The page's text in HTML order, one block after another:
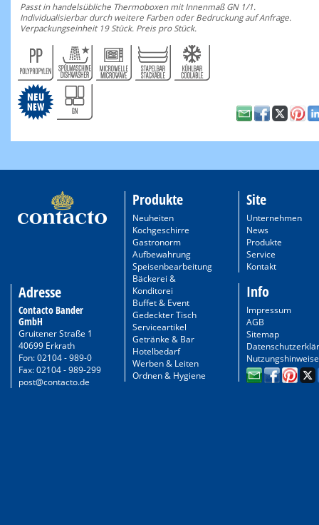
Passt in handelsübliche Thermoboxen mit Innenmaß GN 1/1.
Individualisierbar durch weitere Farben oder Bedruckung auf Anfrage.
Verpackungseinheit 19 Stück. Preis pro Stück.
Adresse
Contacto Bander
GmbH
Gruitener Straße 1
40699 Erkrath
Fon: 02104 - 989-0
Fax: 02104 - 989-299
post@contacto.de
Produkte
Neuheiten
Kochgeschirre
Gastronorm
Aufbewahrung
Speisenbearbeitung
Bäckerei &
Konditorei
Buffet & Event
Gedeckter Tisch
Serviceartikel
Getränke & Bar
Hotelbedarf
Werben & Leiten
Ordnen & Hygiene
Site
Unternehmen
News
Produkte
Service
Kontakt
Info
Impressum
AGB
Sitemap
Nutzungshinweise